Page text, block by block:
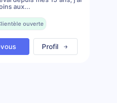
aux...
ouverte
Profil